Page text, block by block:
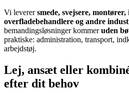
Vi leverersmede, svejsere,
overfladebehandlere og andre
bemandingsløsninger kommeruden
praktiske: administration, transport,
arbejdstøj.
Lej, ansæt eller
efter dit behov